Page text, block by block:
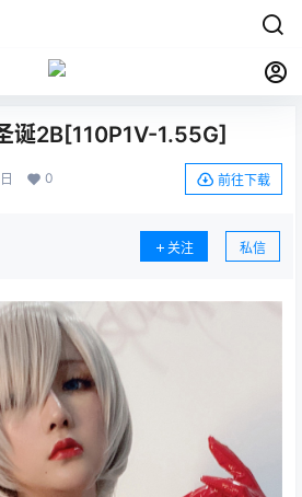
诞2B[110P1V-1.55G]
0 前往下载
关注 私信